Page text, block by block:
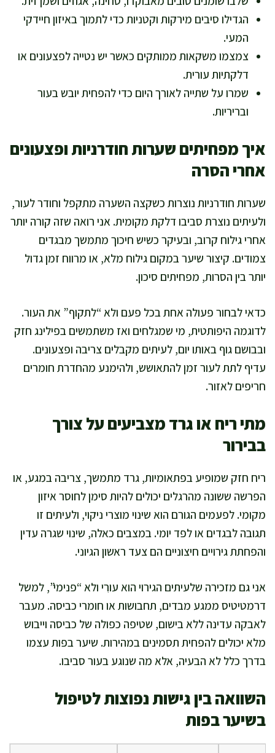
הגדילו סיבים מירקות וקטניות כדי לתמוך באיזון חיידקי
המעי.
צמצמו משקאות ממותקים כאשר יש נטייה לפצעונים או
דלקתיות עורית.
שמרו על שתייה לאורך היום כדי להפחית יובש בעור
ובריריות.
איך מפחיתים שערות חודרניות ופצעונים
אחרי הסרה
שערות חודרניות נוצרות כשקצה השערה מתקפל וחודר לעור,
ולעיתים נוצרת סביבו דלקת מקומית. אני רואה שזה קורה יותר
אחרי גילוח קרוב, ובעיקר כשיש חיכוך מתמשך מבגדים
צמודים. קיצור שיער במקום גילוח מלא, או מרווח זמן גדול
יותר בין הסרות, מפחיתים סיכון.
כדאי לבחור פעולה אחת בכל פעם ולא “לתקוף” את העור.
לדוגמה היפותטית, מי שמגלחים ואז משתמשים בפילינג חזק
ובבושם גוף באותו יום, לעיתים מקבלים צריבה ופצעונים.
עדיף לתת לעור זמן להתאושש, ולהימנע מהחדרת חומרים
חריפים לאזור.
מתי ריח או גרד מצביעים על צורך
בבירור
ריח חזק שמופיע בפתאומיות, גרד מתמשך, צריבה במגע, או
הפרשה ששונה מהרגלים יכולים להיות סימן לחוסר איזון
מקומי. לפעמים הגורם הוא שינוי מוצרי ניקוי, ולעיתים זו
תגובה לבגדים או לפד יומי. במצבים כאלה, שינוי שגרה עדין
והפחתת גירויים חיצוניים הם צעד ראשון הגיוני.
אני גם מזכירה שלעיתים הגירוי הוא עורִי ולא “פנימי”, למשל
דרמטיטיס ממגע מבדים, תחבושות או חומרי כביסה. מעבר
לאבקה עדינה ללא בישום, שטיפה כפולה של כביסה וייבוש
מלא יכולים להפחית תסמינים במהירות. שיער בפות עצמו
בדרך כלל לא הבעיה, אלא מה שנוגע בעור סביבו.
השוואה בין גישות נפוצות לטיפול
בשיער בפות